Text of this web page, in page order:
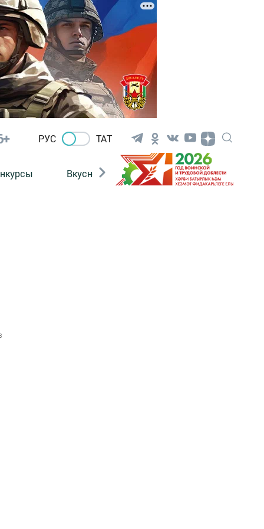
РУС ТАТ
Вкусности Фотогалерея